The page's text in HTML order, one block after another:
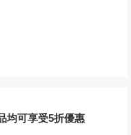
均可享受5折優惠